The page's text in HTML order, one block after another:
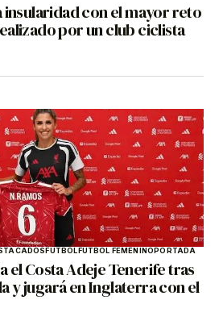
insularidad con el mayor reto
por un club ciclista
FÚTBOLFÚTBOL FEMENINOPORTADA
el Costa Adeje Tenerife tras
y jugará en Inglaterra con el